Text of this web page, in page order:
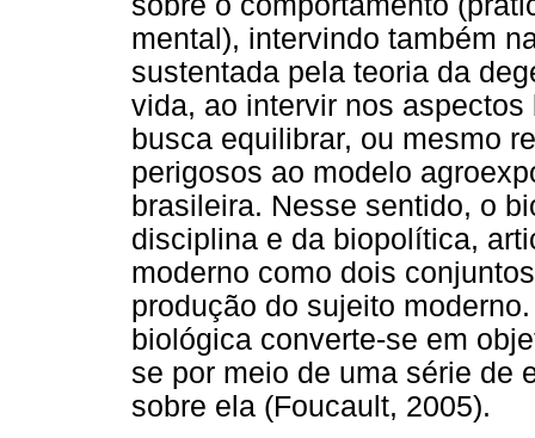
mental), intervindo também
sustentada pela teoria da
vida, ao intervir nos
busca equilibrar, ou mesmo
perigosos ao modelo
brasileira. Nesse sentido, o
disciplina e da biopolítica,
moderno como dois
produção do sujeito
biológica converte-se em
se por meio de uma série de
sobre ela (Foucault, 2005).